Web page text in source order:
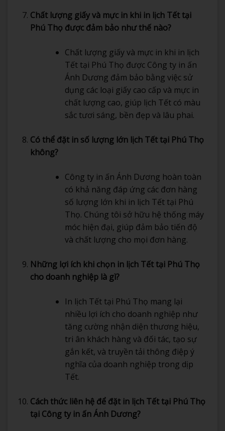
Chất lượng giấy và mực in khi in lịch Tết tại
Phú Thọ được đảm bảo như thế nào?
Chất lượng giấy và mực in khi in lịch
Tết tại Phú Thọ được Công ty in ấn
Ánh Dương đảm bảo bằng việc sử
dụng các loại giấy cao cấp và mực in
chất lượng cao, giúp lịch Tết có màu
sắc tươi sáng, bền đẹp và lâu phai.
Có thể đặt in số lượng lớn lịch Tết tại Phú Thọ
không?
Công ty in ấn Ánh Dương hoàn toàn
có khả năng đáp ứng các đơn hàng
số lượng lớn khi in lịch Tết tại Phú
Thọ. Chúng tôi sở hữu hệ thống máy
móc hiện đại, giúp đảm bảo tiến độ
và chất lượng cho mọi đơn hàng.
Những lợi ích khi chọn in lịch Tết tại Phú Thọ
cho doanh nghiệp là gì?
In lịch Tết tại Phú Thọ mang lại
nhiều lợi ích cho doanh nghiệp như
tăng cường nhận diện thương hiệu,
tri ân khách hàng và đối tác, tạo sự
gắn kết, và truyền tải thông điệp ý
nghĩa của doanh nghiệp trong dịp
Tết.
Cách thức liên hệ để đặt in lịch Tết tại Phú Thọ
tại Công ty in ấn Ánh Dương?